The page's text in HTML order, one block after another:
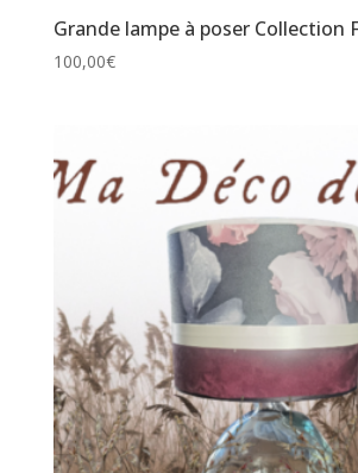
Grande lampe à poser Collection
100,00€